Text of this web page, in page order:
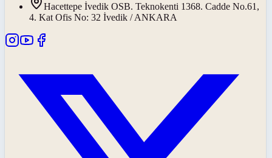
Hacettepe İvedik OSB. Teknokenti 1368. Cadde No.61,
4. Kat Ofis No: 32 İvedik / ANKARA